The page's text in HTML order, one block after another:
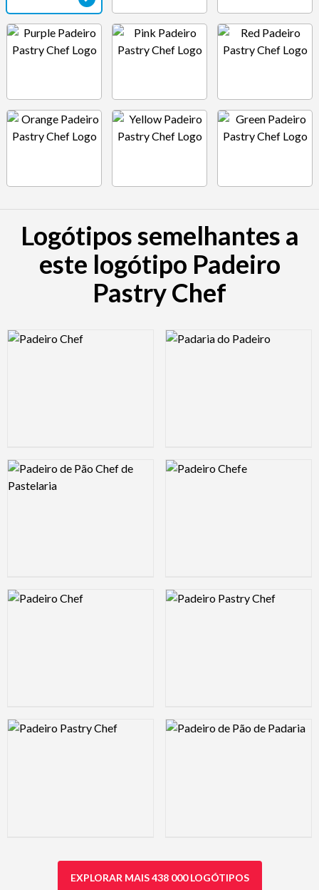
Logótipos semelhantes a
este logótipo Padeiro
Pastry Chef
Logo Preview Image Logo Preview Image
Logo Preview Image Logo Preview Image
Logo Preview Image Logo Preview Image
Logo Preview Image Logo Preview Image
EXPLORAR MAIS 438 000 LOGÓTIPOS